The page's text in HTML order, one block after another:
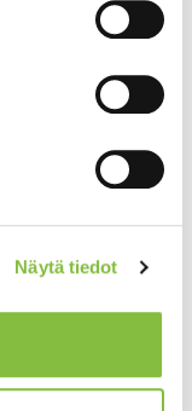
Näytä tiedot